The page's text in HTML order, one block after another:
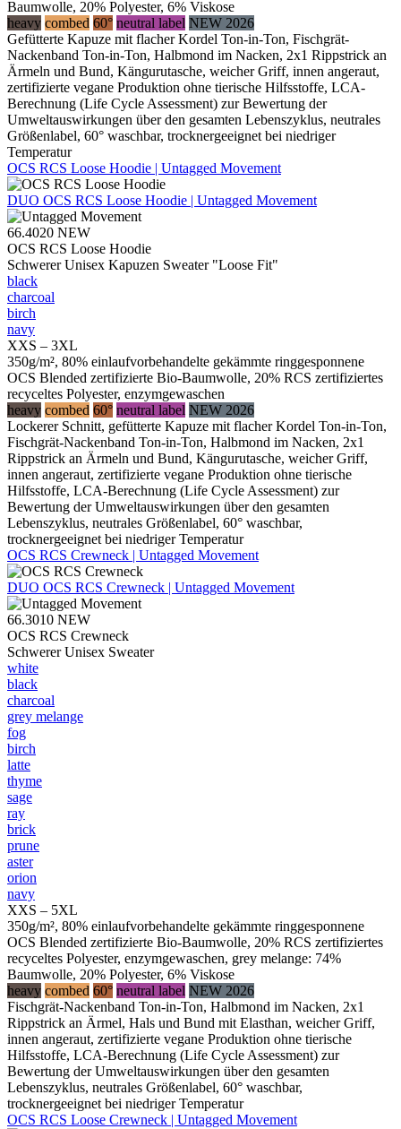
Baumwolle, 20% Polyester, 6% Viskose
heavy combed 60° neutral label NEW 2026
Gefütterte Kapuze mit flacher Kordel Ton-in-Ton, Fischgrät-
Nackenband Ton-in-Ton, Halbmond im Nacken, 2x1 Rippstrick an
Ärmeln und Bund, Kängurutasche, weicher Griff, innen angeraut,
zertifizierte vegane Produktion ohne tierische Hilfsstoffe, LCA-
Berechnung (Life Cycle Assessment) zur Bewertung der
Umweltauswirkungen über den gesamten Lebenszyklus, neutrales
Größenlabel, 60° waschbar, trocknergeeignet bei niedriger
Temperatur
OCS RCS Loose Hoodie | Untagged Movement
DUO OCS RCS Loose Hoodie | Untagged Movement
66.4020 NEW
OCS RCS Loose Hoodie
Schwerer Unisex Kapuzen Sweater "Loose Fit"
black
charcoal
birch
navy
XXS – 3XL
350g/m², 80% einlaufvorbehandelte gekämmte ringgesponnene
OCS Blended zertifizierte Bio-Baumwolle, 20% RCS zertifiziertes
recyceltes Polyester, enzymgewaschen
heavy combed 60° neutral label NEW 2026
Lockerer Schnitt, gefütterte Kapuze mit flacher Kordel Ton-in-Ton,
Fischgrät-Nackenband Ton-in-Ton, Halbmond im Nacken, 2x1
Rippstrick an Ärmeln und Bund, Kängurutasche, weicher Griff,
innen angeraut, zertifizierte vegane Produktion ohne tierische
Hilfsstoffe, LCA-Berechnung (Life Cycle Assessment) zur
Bewertung der Umweltauswirkungen über den gesamten
Lebenszyklus, neutrales Größenlabel, 60° waschbar,
trocknergeeignet bei niedriger Temperatur
OCS RCS Crewneck | Untagged Movement
DUO OCS RCS Crewneck | Untagged Movement
66.3010 NEW
OCS RCS Crewneck
Schwerer Unisex Sweater
white
black
charcoal
grey melange
fog
birch
latte
thyme
sage
ray
brick
prune
aster
orion
navy
XXS – 5XL
350g/m², 80% einlaufvorbehandelte gekämmte ringgesponnene
OCS Blended zertifizierte Bio-Baumwolle, 20% RCS zertifiziertes
recyceltes Polyester, enzymgewaschen, grey melange: 74%
Baumwolle, 20% Polyester, 6% Viskose
heavy combed 60° neutral label NEW 2026
Fischgrät-Nackenband Ton-in-Ton, Halbmond im Nacken, 2x1
Rippstrick an Ärmel, Hals und Bund mit Elasthan, weicher Griff,
innen angeraut, zertifizierte vegane Produktion ohne tierische
Hilfsstoffe, LCA-Berechnung (Life Cycle Assessment) zur
Bewertung der Umweltauswirkungen über den gesamten
Lebenszyklus, neutrales Größenlabel, 60° waschbar,
trocknergeeignet bei niedriger Temperatur
OCS RCS Loose Crewneck | Untagged Movement